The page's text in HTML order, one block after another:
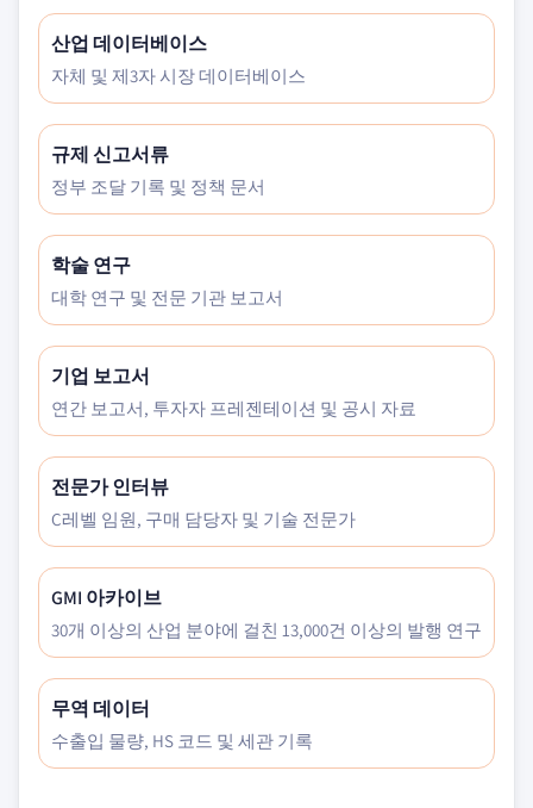
산업 데이터베이스
자체 및 제3자 시장 데이터베이스
규제 신고서류
정부 조달 기록 및 정책 문서
학술 연구
대학 연구 및 전문 기관 보고서
기업 보고서
연간 보고서, 투자자 프레젠테이션 및 공시 자료
전문가 인터뷰
C레벨 임원, 구매 담당자 및 기술 전문가
GMI 아카이브
30개 이상의 산업 분야에 걸친 13,000건 이상의 발행 연구
무역 데이터
수출입 물량, HS 코드 및 세관 기록